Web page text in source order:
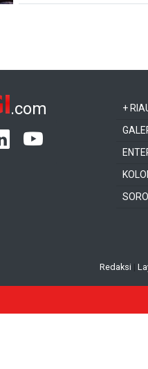
.com +
Redaksi